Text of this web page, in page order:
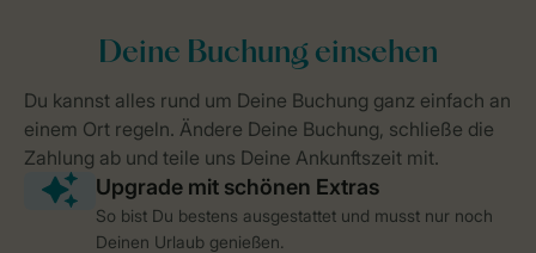
So bist Du bestens ausgestattet und musst nur noch
Deinen Urlaub genießen.